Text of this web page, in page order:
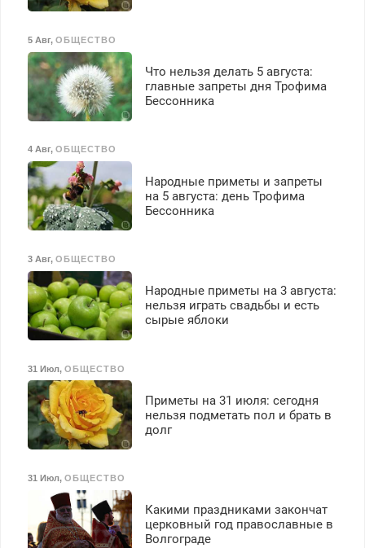
5 Авг, ОБЩЕСТВО
Что нельзя делать 5 августа:
главные запреты дня Трофима
Бессонника
4 Авг, ОБЩЕСТВО
Народные приметы и запреты
на 5 августа: день Трофима
Бессонника
3 Авг, ОБЩЕСТВО
Народные приметы на 3 августа:
нельзя играть свадьбы и есть
сырые яблоки
31 Июл, ОБЩЕСТВО
Приметы на 31 июля: сегодня
нельзя подметать пол и брать в
долг
31 Июл, ОБЩЕСТВО
Какими праздниками закончат
церковный год православные в
Волгограде